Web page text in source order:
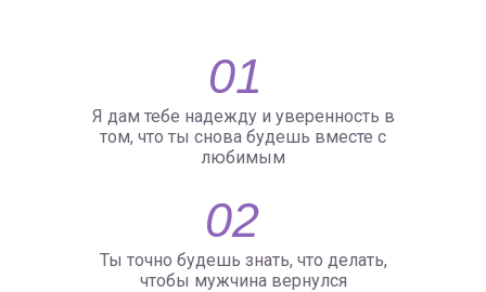
01
02
Ты точно будешь знать, что делать,
чтобы мужчина вернулся
Я дам тебе надежду и уверенность в
том, что ты снова будешь вместе с
любимым